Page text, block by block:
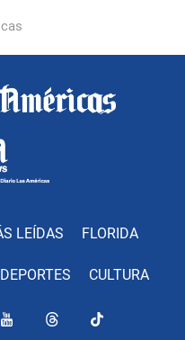
LEÍDAS FLORIDA
DEPORTES CULTURA